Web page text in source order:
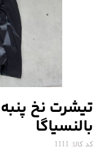
بالنسیاگا
کد کالا: 1111